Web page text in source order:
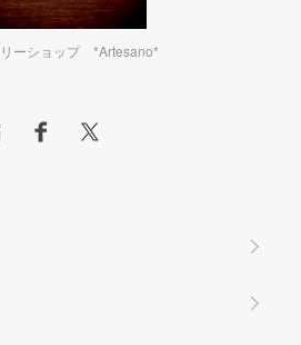
ーショップ *Artesano*